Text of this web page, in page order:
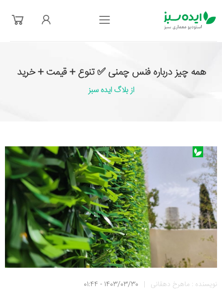
فهرست
همه چیز درباره فنس چمنی ✅ تنوع + قیمت + خرید
از بلاگ ایده سبز
نویسنده : ماهرخ دهقانی |
1403/03/30 - 01:44